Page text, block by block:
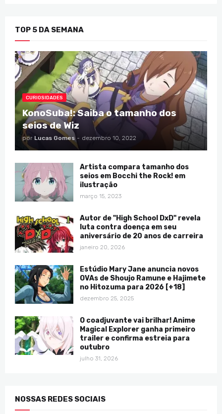
TOP 5 DA SEMANA
CURIOSIDADES
KonoSuba!: Saiba o tamanho dos
seios de Wiz
por Lucas Gomes - dezembro 10, 2022
Artista compara tamanho dos
seios em Bocchi the Rock! em
ilustração
março 15, 2023
Autor de "High School DxD" revela
luta contra doença em seu
aniversário de 20 anos de carreira
janeiro 20, 2026
Estúdio Mary Jane anuncia novos
OVAs de Shoujo Ramune e Hajimete
no Hitozuma para 2026 [+18]
dezembro 25, 2025
O coadjuvante vai brilhar! Anime
Magical Explorer ganha primeiro
trailer e confirma estreia para
outubro
julho 31, 2026
NOSSAS REDES SOCIAIS